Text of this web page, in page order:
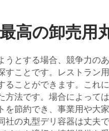
高の卸売用
うとする場合、競争力の
すことです。レストラン
ることができます。これ
方法です。場合によって
を節約でき、事業用や大
社の丸型デリ容器は丈夫